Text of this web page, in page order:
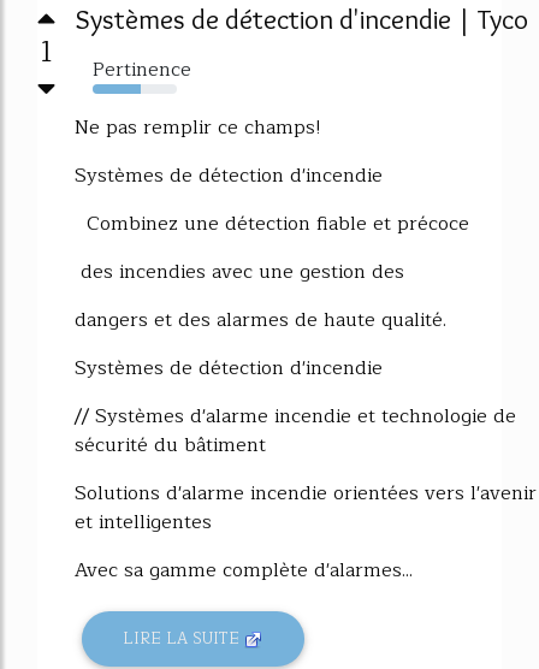
1
Systèmes de détection d'incendie | Tyco
Pertinence
57%
Ne pas remplir ce champs!
Systèmes de détection d'incendie
Combinez une détection fiable et précoce
des incendies avec une gestion des
dangers et des alarmes de haute qualité.
Systèmes de détection d'incendie
// Systèmes d'alarme incendie et technologie de
sécurité du bâtiment
Solutions d'alarme incendie orientées vers l'avenir
et intelligentes
Avec sa gamme complète d'alarmes...
LIRE LA SUITE